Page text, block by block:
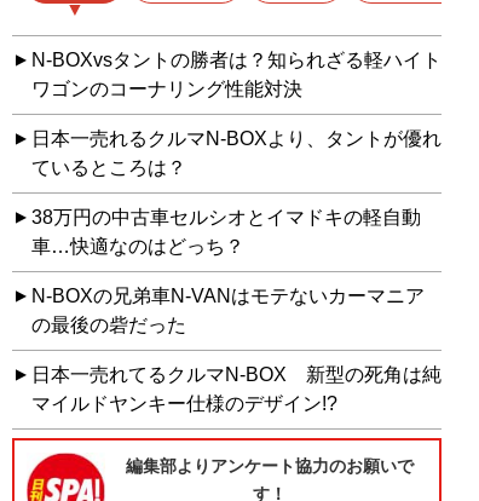
N-BOXvsタントの勝者は？知られざる軽ハイト
ワゴンのコーナリング性能対決
日本一売れるクルマN-BOXより、タントが優れ
ているところは？
38万円の中古車セルシオとイマドキの軽自動
車…快適なのはどっち？
N-BOXの兄弟車N-VANはモテないカーマニア
の最後の砦だった
日本一売れてるクルマN-BOX 新型の死角は純
マイルドヤンキー仕様のデザイン!?